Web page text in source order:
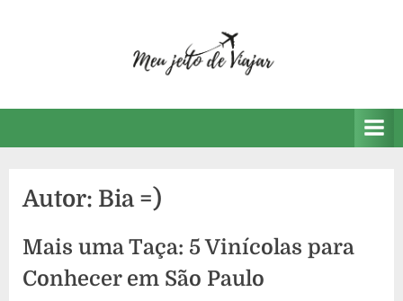
u
o
blog
viagens.
Autor: Bia =)
Mais uma Taça: 5 Vinícolas para
Conhecer em São Paulo